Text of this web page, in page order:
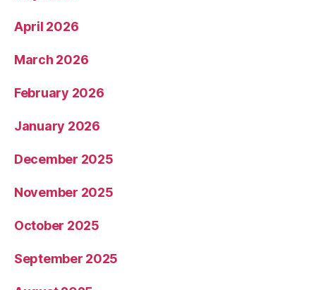
April 2026
March 2026
February 2026
January 2026
December 2025
November 2025
October 2025
September 2025